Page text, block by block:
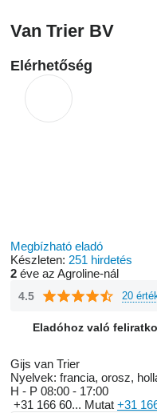
Van Trier BV
Elérhetőség
Megbízható eladó
Készleten: 251 hirdetés
2 éve az Agroline-nál
4.5 20
Eladóhoz való
Gijs van Trier
Nyelvek: francia, orosz,
H - P 08:00 - 17:00
+31 166 60... Mutat +31